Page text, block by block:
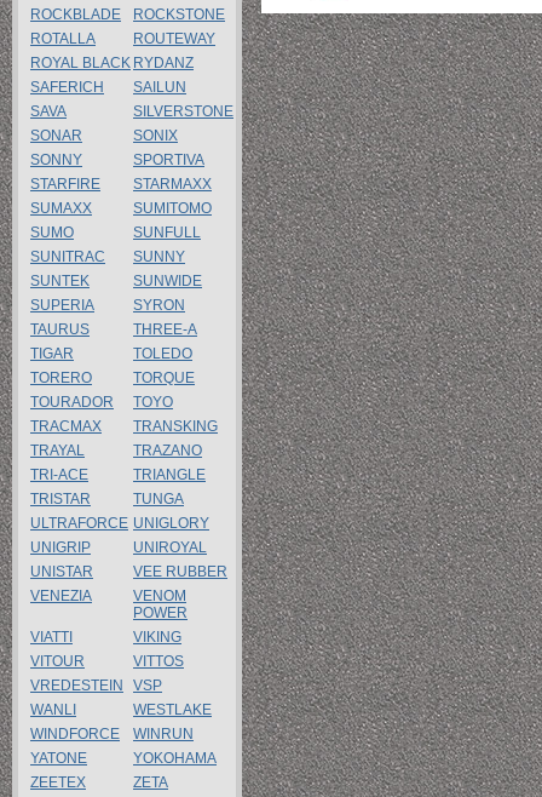
ROCKBLADE
ROCKSTONE
ROTALLA
ROUTEWAY
ROYAL BLACK RYDANZ
SAFERICH
SAILUN
SAVA
SILVERSTONE
SONAR
SONIX
SONNY
SPORTIVA
STARFIRE
STARMAXX
SUMAXX
SUMITOMO
SUMO
SUNFULL
SUNITRAC
SUNNY
SUNTEK
SUNWIDE
SUPERIA
SYRON
TAURUS
THREE-A
TIGAR
TOLEDO
TORERO
TORQUE
TOURADOR
TOYO
TRACMAX
TRANSKING
TRAYAL
TRAZANO
TRI-ACE
TRIANGLE
TRISTAR
TUNGA
ULTRAFORCE UNIGLORY
UNIGRIP
UNIROYAL
UNISTAR
VEE RUBBER
VENEZIA
VENOM
POWER
VIATTI
VIKING
VITOUR
VITTOS
VREDESTEIN
VSP
WANLI
WESTLAKE
WINDFORCE
WINRUN
YATONE
YOKOHAMA
ZEETEX
ZETA